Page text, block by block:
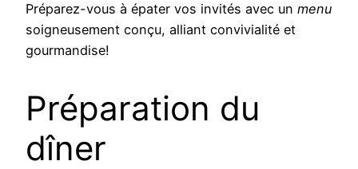
Préparez-vous à épater vos invités avec un menu
soigneusement conçu, alliant convivialité et
gourmandise!
Préparation du
dîner